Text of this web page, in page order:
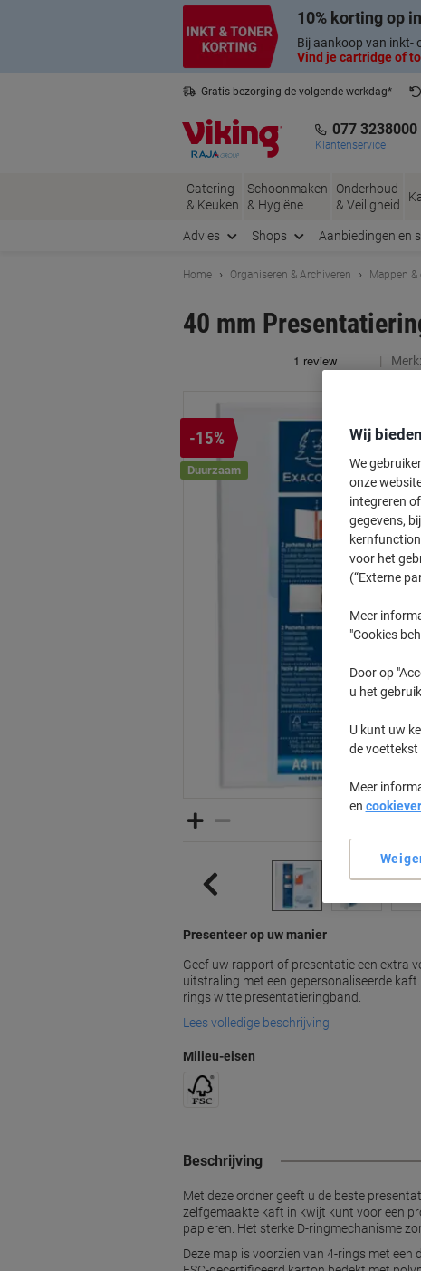
10% korting op
Bij aankoop van inkt-
Vind je cartridge of
Gratis bezorging de volgende werkdag*
077 3238000
Klantenservice
Catering
& Keuken
Schoonmaken
& Hygiëne
Onderhoud
& Veiligheid
Advies Shops Aanbiedingen en
Home Organiseren & Archiveren Mappen &
40 mm
Merk:
-15%
Duurzaam
Presenteer op uw manier
Geef uw rapport of presentatie een extra
uitstraling met een gepersonaliseerde
rings witte presentatieringband.
Lees volledige beschrijving
Milieu-eisen
Beschrijving
Met deze ordner geeft u de beste
zelfgemaakte kaft in kwijt kunt voor een
papieren. Het sterke D-ringmechanisme
Deze map is voorzien van 4-rings met
Wij
We
onze
integreren
gegevens,
voor het
(“Externe
Meer
"Cookies
Door op
u het
U kunt uw
de
Meer
en